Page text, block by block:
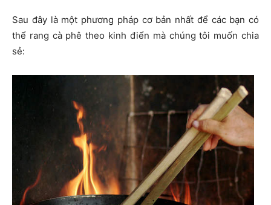
Sau đây là một phương pháp cơ bản nhất để các bạn có
thể rang cà phê theo kinh điển mà chúng tôi muốn chia
sẻ: